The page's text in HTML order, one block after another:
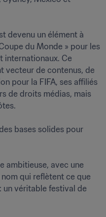
devenu un élément à
du Monde » pour les
internationaux. Ce
vecteur de contenus, de
pour la FIFA, ses affiliés
de droits médias, mais
bases solides pour
ambitieuse, avec une
qui reflètent ce que
un véritable festival de